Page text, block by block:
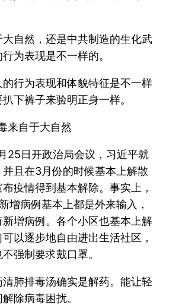
自然，还是中共制造的生化武
为表现是不一样的。
行为表现和体貌特征是不一样
下裤子来验明正身一样。
来自于大自然
25日开政治局会议，习近平就
且在3月份的时候基本上解散
疫情得到基本解除。事实上，
增病例基本上都是外来输入，
增病例。各个小区也基本上解
以逐步地自由进出生活社区，
强制要求戴口罩。
肺排毒汤确实是解药。能让轻
除病毒困扰。